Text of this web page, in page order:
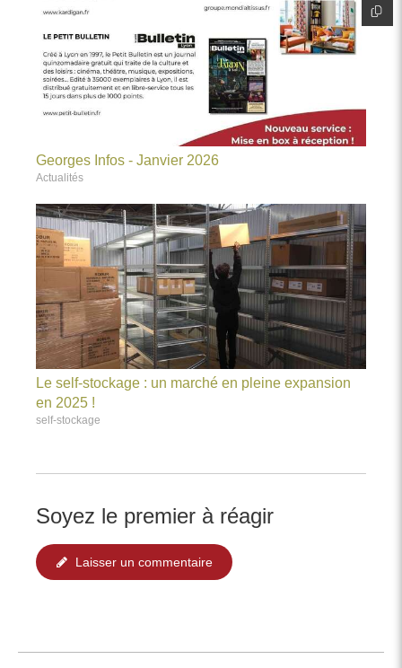
Georges Infos - Janvier 2026
Actualités
Le self-stockage : un marché en pleine expansion
en 2025 !
self-stockage
Soyez le premier à réagir
Laisser un commentaire